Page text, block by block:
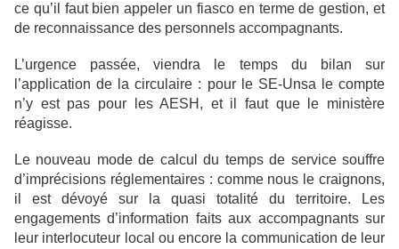
ce qu’il faut bien appeler un fiasco en terme de gestion, et
de reconnaissance des personnels accompagnants.
L’urgence passée, viendra le temps du bilan sur
l’application de la circulaire : pour le SE-Unsa le compte
n’y est pas pour les AESH, et il faut que le ministère
réagisse.
Le nouveau mode de calcul du temps de service souffre
d’imprécisions réglementaires : comme nous le craignons,
il est dévoyé sur la quasi totalité du territoire. Les
engagements d’information faits aux accompagnants sur
leur interlocuteur local ou encore la communication de leur